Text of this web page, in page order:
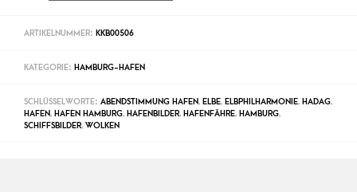
ARTIKELNUMMER: KKB00506
KATEGORIE: HAMBURG-HAFEN
SCHLÜSSELWORTE: ABENDSTIMMUNG HAFEN, ELBE, ELBPHILHARMONIE, HADAG,
HAFEN, HAFEN HAMBURG, HAFENBILDER, HAFENFÄHRE, HAMBURG,
SCHIFFSBILDER, WOLKEN